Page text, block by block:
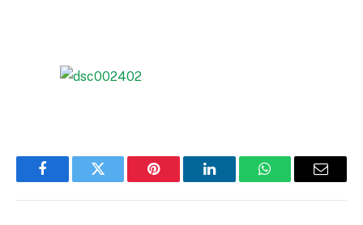
FacebookTwitter Pinterest LinkedInWhatsAppEmail